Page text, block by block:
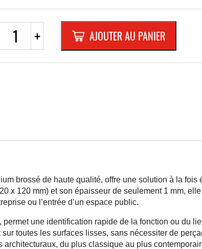
quantité
PLAQUETTE
+ AJOUTER AU PANIER
brossé de haute qualité, offre une solution à la
x 120 mm) et son épaisseur de seulement 1 mm,
ou l’entrée d’un espace public.
une identification rapide de la fonction ou du
toutes les surfaces lisses, sans nécessiter de
du plus classique au plus